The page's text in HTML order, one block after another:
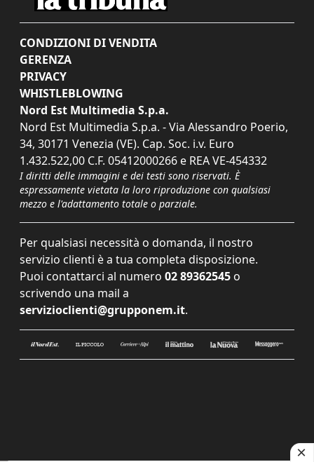
CONDIZIONI DI VENDITA
GERENZA
PRIVACY
WHISTLEBLOWING
Nord Est Multimedia S.p.a.
Nord Est Multimedia S.p.a. - Via Alessandro Poerio,
34, 30171 Venezia (VE). Cap. Soc. i.v. Euro
1.432.522,00 C.F. 05412000266 e REA VE-454332
I diritti delle immagini e dei testi sono riservati. È
espressamente vietata la loro riproduzione con qualsiasi
mezzo e l'adattamento totale o parziale.
Per qualsiasi necessità o domanda, il nostro
servizio clienti è a tua completa disposizione.
Puoi contattarci al numero 02 89362545 o
scrivendo una mail a
servizioclienti@grupponem.it.